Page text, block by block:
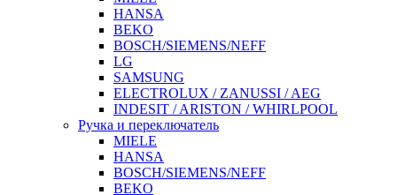
HANSA
BEKO
BOSCH/SIEMENS/NEFF
LG
SAMSUNG
ELECTROLUX / ZANUSSI / AEG
INDESIT / ARISTON / WHIRLPOOL
Ручка и переключатель
MIELE
HANSA
BOSCH/SIEMENS/NEFF
BEKO